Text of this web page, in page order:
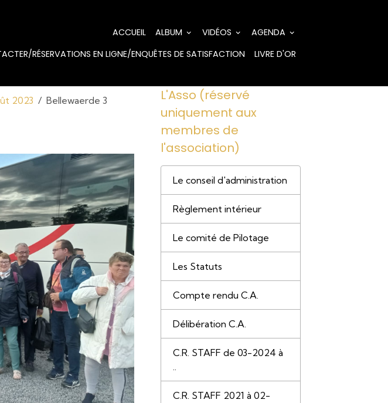
ACCUEIL ALBUM VIDÉOS
AGENDA
RÉSERVATIONS EN LIGNE/ENQUÊTES DE SATISFACTION
LIVRE D'OR
2023 Bellewaerde 3
L'Asso (réservé
uniquement aux
membres de
l'association)
Le conseil d'administration
Règlement intérieur
Le comité de Pilotage
Les Statuts
Compte rendu C.A.
Délibération C.A.
C.R. STAFF de 03-2024 à
..
C.R. STAFF 2021 à 02-